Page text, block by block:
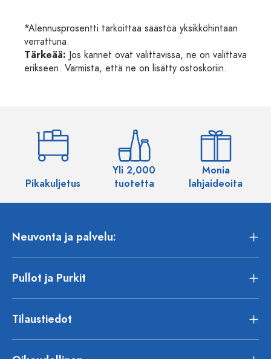
*Alennusprosentti tarkoittaa säästöä yksikköhintaan
verrattuna.
Tärkeää: Jos kannet ovat valittavissa, ne on valittava
erikseen. Varmista, että ne on lisätty ostoskoriin.
Pikakuljetus
Yli 2,000
tuotetta
Monia
lahjaideoita
Neuvonta ja palvelu:
Pullot ja Purkit
Tilaustiedot